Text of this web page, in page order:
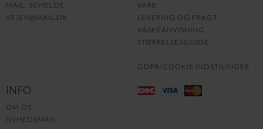
MAIL: SCHELDE-
VEJEN@MAIL.DK
VARE
LEVERING OG FRAGT
VASKEANVISNING
STØRRELSESGUIDE
GDPR/COOKIE INDSTILINGER
INFO
OM OS
NYHEDSMAIL